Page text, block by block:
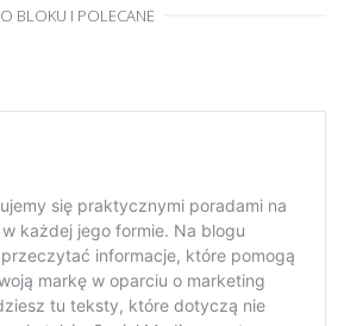
O BLOKU I POLECANE